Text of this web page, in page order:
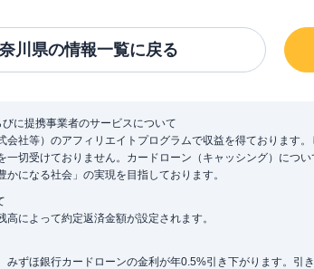
川県の情報一覧に戻る
に提携事業者のサービスについて
会社等）のアフィリエイトプログラムで収益を得ております
一切受けておりません。カードローン（キャッシング）につ
になる社会」の実現を目指しております。
によって約定返済金額が設定されます。
ずほ銀行カードローンの金利が年0.5%引き下がります。引